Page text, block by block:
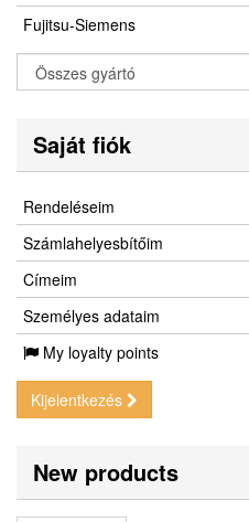
Fujitsu-Siemens
Saját fiók
Rendeléseim
Számlahelyesbítőim
Címeim
Személyes adataim
My loyalty points
Kijelentkezés
New products